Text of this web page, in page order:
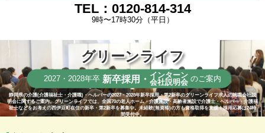
TEL：0120-814-314
9時〜17時30分（平日）
グリーンライフ
2027・2028年卒 新卒採用・ インターン
会社説明会 のご案内
静岡県の介護(介護福祉士・介護職)・ヘルパーの2027・2028年新卒採用・第2新卒のグリーンライフ求人の就職会社説
明会に関するご案内。グリーンライフでは、全国70の老人ホーム・介護施設・高齢者施設で介護士・ヘルパー・介護福
祉士などをお考えの西伊豆町在住の新卒・第2新卒を募集中。未経験(無資格)の方も資格取得を支援！採用応募は24時
間受付中。